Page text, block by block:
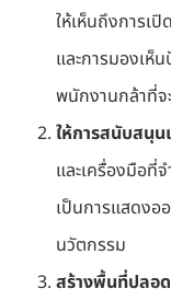
ให้เห็นถึงการเ
และการมองเห็
พนักงานกล้าที่จ
ให้การสนับสนุ
และเครื่องมือที่
เป็นการแสดงอ
นวัตกรรม
สร้างพื้นที่ปลอ